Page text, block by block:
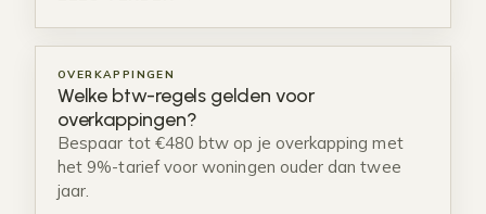
OVERKAPPINGEN
Welke btw-regels gelden voor
overkappingen?
Bespaar tot €480 btw op je overkapping met
het 9%-tarief voor woningen ouder dan twee
jaar.